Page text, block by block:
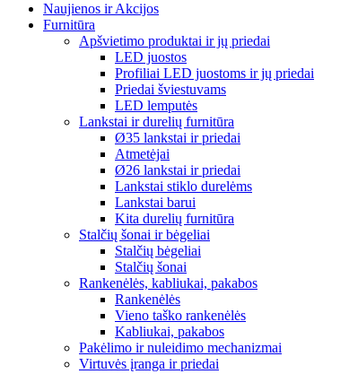
Naujienos ir Akcijos
Furnitūra
Apšvietimo produktai ir jų priedai
LED juostos
Profiliai LED juostoms ir jų priedai
Priedai šviestuvams
LED lemputės
Lankstai ir durelių furnitūra
Ø35 lankstai ir priedai
Atmetėjai
Ø26 lankstai ir priedai
Lankstai stiklo durelėms
Lankstai barui
Kita durelių furnitūra
Stalčių šonai ir bėgeliai
Stalčių bėgeliai
Stalčių šonai
Rankenėlės, kabliukai, pakabos
Rankenėlės
Vieno taško rankenėlės
Kabliukai, pakabos
Pakėlimo ir nuleidimo mechanizmai
Virtuvės įranga ir priedai